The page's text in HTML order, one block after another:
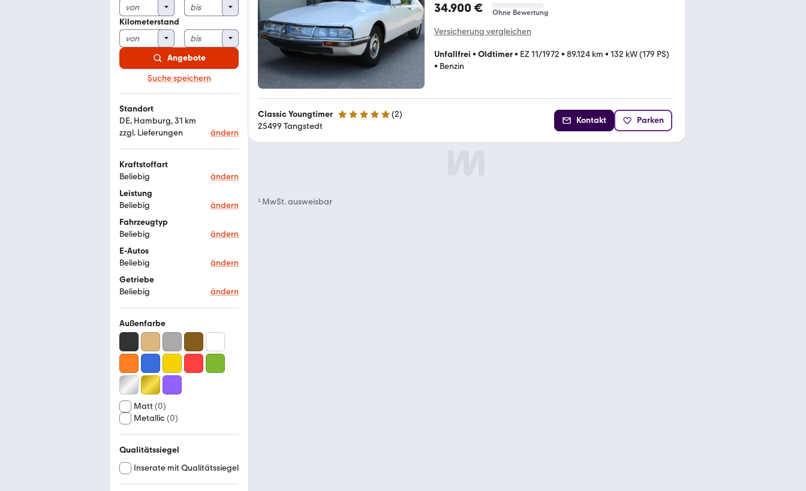
Kilometerstand
Angebote
Suche speichern
Standort
DE, Hamburg, 31 km
zzgl. Lieferungen
ändern
Kraftstoffart
Beliebig
ändern
Leistung
Beliebig
ändern
Fahrzeugtyp
Beliebig
ändern
E-Autos
Beliebig
ändern
Getriebe
Beliebig
ändern
Außenfarbe
Matt (0)
Metallic(0)
Qualitätssiegel
Inserate mit Qualitätssiegel
34.900 € Ohne Bewertung
Versicherung vergleichen
Unfallfrei • Oldtimer• EZ 11/1972 • 89.124 km • 132 kW (179 PS)
• Benzin
Classic Youngtimer 5 Sterne (2)
25499 Tangstedt
Kontakt Parken
¹MwSt. ausweisbar